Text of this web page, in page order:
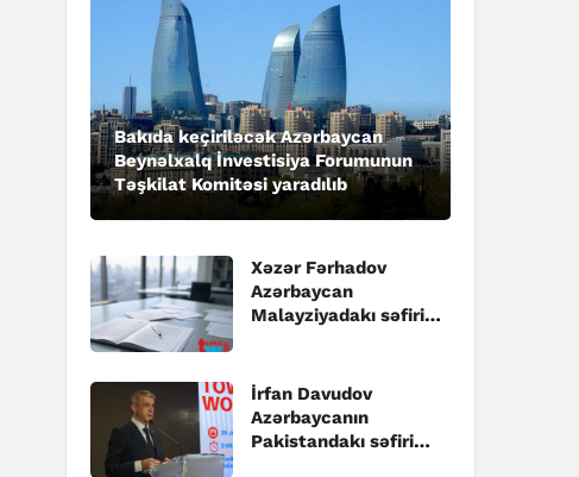
Bakıda keçiriləcək Azərbaycan
Beynəlxalq İnvestisiya Forumunun
Təşkilat Komitəsi yaradılıb
Xəzər Fərhadov
Azərbaycan
Malayziyadakı səfiri
İrfan Davudov
Azərbaycanın
Pakistandakı səfiri